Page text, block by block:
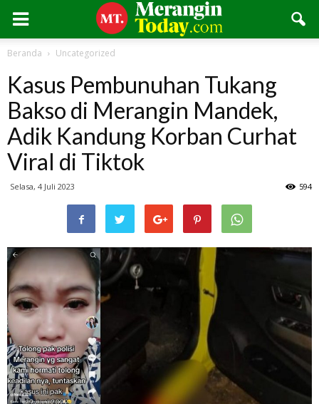
Beranda Uncategorized
Kasus Pembunuhan Tukang
Bakso di Merangin Mandek,
Adik Kandung Korban Curhat
Viral di Tiktok
Selasa, 4 Juli 2023 594